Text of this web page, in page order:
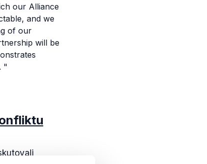
our Alliance
and we
of our
will be
"